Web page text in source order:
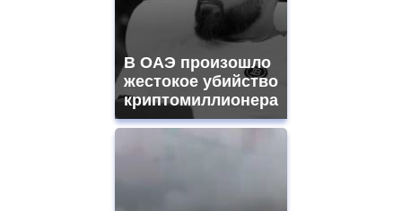
В ОАЭ произошло
жестокое убийство
криптомиллионера